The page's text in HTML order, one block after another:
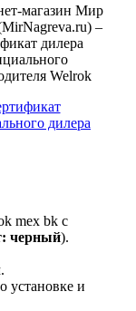
дилера
mex bk с
черный).
установке и